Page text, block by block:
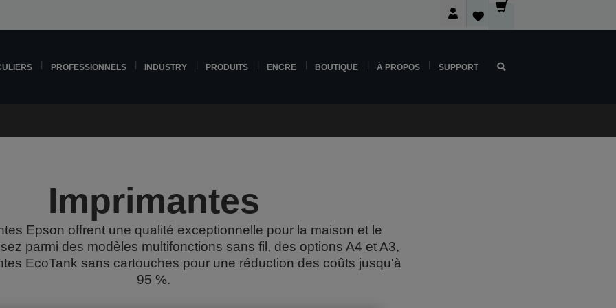
PROFESSIONNELS INDUSTRY PRODUITS ENCRE BOUTIQUE À PROPOS SUPPORT
Imprimantes
Epson offrent une qualité exceptionnelle pour la maison et le
parmi des modèles multifonctions sans fil, des options A4 et A3,
EcoTank sans cartouches pour une réduction des coûts jusqu'à
95 %.